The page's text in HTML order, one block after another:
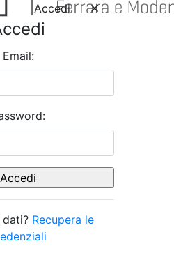
Accedi
Email:
dati? Recupera le